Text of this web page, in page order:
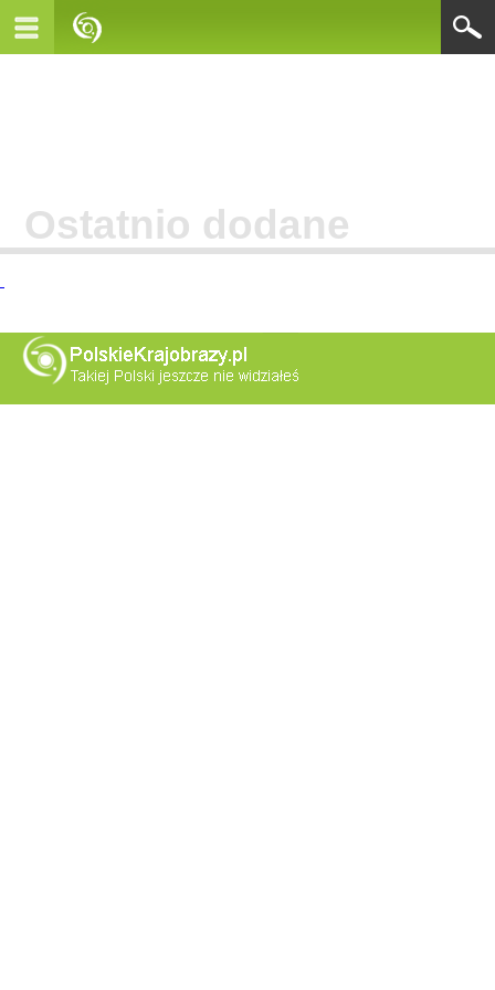
Ostatnio dodane